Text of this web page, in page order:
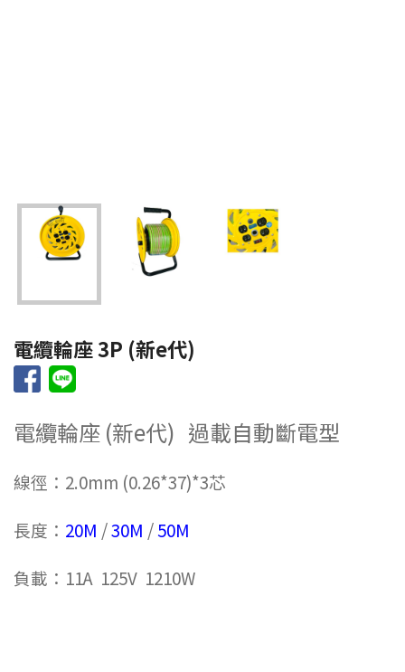
電纜輪座 3P (新e代)
電纜輪座 (新e代) 過載自動斷電型
線徑：2.0mm (0.26*37)*3芯
長度： 20M /30M /50M
負載：11A 125V 1210W